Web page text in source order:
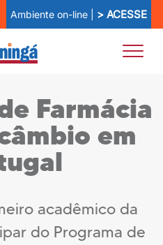
Ambiente on-line | > ACESSE
Farmácia
em
acadêmico da
do Programa de